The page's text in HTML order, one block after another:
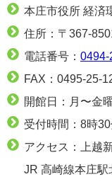
本庄市役所 経済
住所：〒367-
電話番号： 0494-
FAX：0495-25-
開館日：月〜金
受付時間：8時
アクセス：上越
JR 高崎線本庄駅